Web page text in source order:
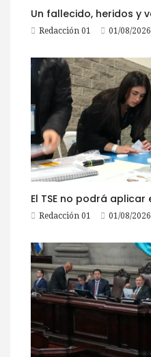
Redacción 01 01/08/2026
Redacción 01 01/08/2026